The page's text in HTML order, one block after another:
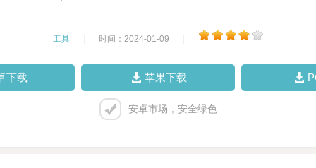
工具 时间：2024-01-09
下载 苹果下载
安卓市场，安全绿色